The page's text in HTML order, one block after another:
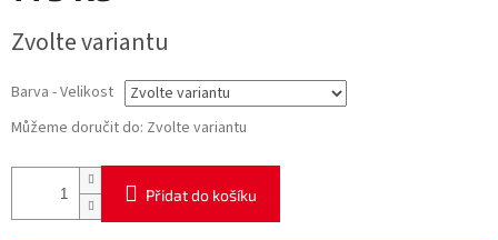
cena:
Zvolte variantu
Barva - Velikost
Můžeme doručit do: Zvolte variantu
Přidat do košíku